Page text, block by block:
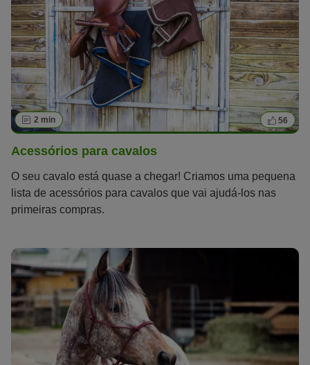
2 min 56
Acessórios para cavalos
O seu cavalo está quase a chegar! Criamos uma pequena
lista de acessórios para cavalos que vai ajudá-los nas
primeiras compras.